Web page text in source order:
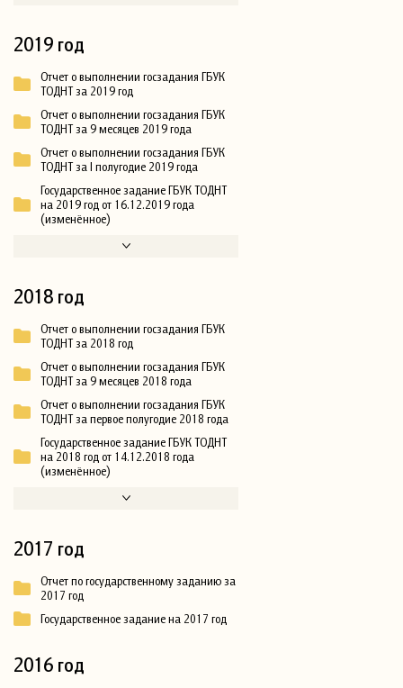
2019 год
Отчет о выполнении госзадания ГБУК
ТОДНТ за 2019 год
Отчет о выполнении госзадания ГБУК
ТОДНТ за 9 месяцев 2019 года
Отчет о выполнении госзадания ГБУК
ТОДНТ за I полугодие 2019 года
Государственное задание ГБУК ТОДНТ
на 2019 год от 16.12.2019 года
(изменённое)
2018 год
Отчет о выполнении госзадания ГБУК
ТОДНТ за 2018 год
Отчет о выполнении госзадания ГБУК
ТОДНТ за 9 месяцев 2018 года
Отчет о выполнении госзадания ГБУК
ТОДНТ за первое полугодие 2018 года
Государственное задание ГБУК ТОДНТ
на 2018 год от 14.12.2018 года
(изменённое)
2017 год
Отчет по государственному заданию за
2017 год
Государственное задание на 2017 год
2016 год